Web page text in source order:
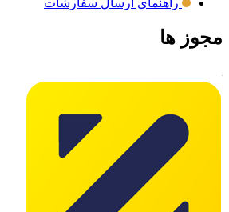
راهنمای ارسال سفارشات
مجوز ها